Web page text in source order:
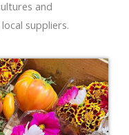
and
suppliers.